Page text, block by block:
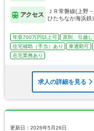
アクセス
ＪＲ常磐線(上野
ひたちなか海浜鉄
年収700万円以上可 原則、引越し
住宅補助（手当）あり
車通勤可
在宅業務あり
求人の詳細を見る
更新日：2026年5月26日